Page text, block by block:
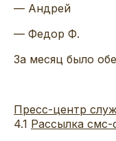
— Андрей
— Федор Ф.
За месяц было
Пресс-центр
4.1 Рассылка